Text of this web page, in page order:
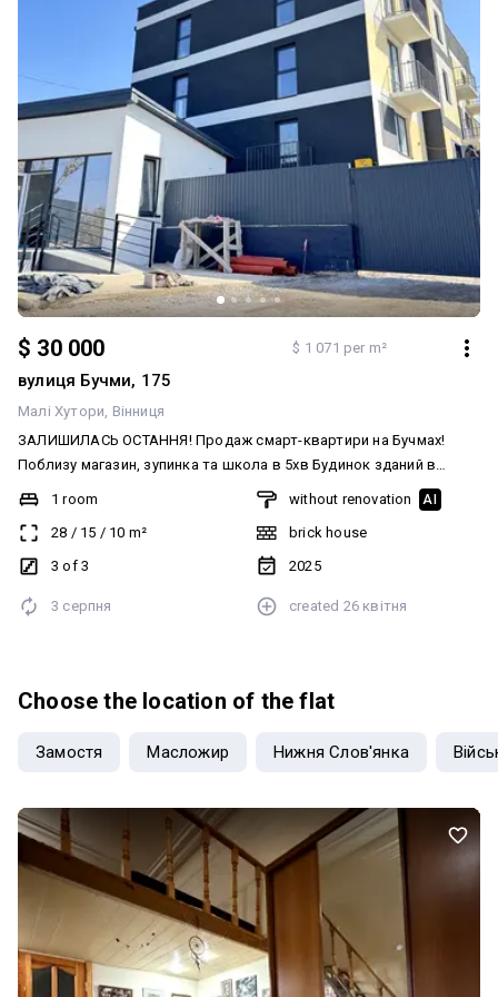
$ 30 000 $ 1 071 per m²
вулиця Бучми, 175
Малі Хутори Вінниця
ЗАЛИШИЛАСЬ ОСТАННЯ! Продаж смарт-квартири на Бучмах!
Поблизу магазин, зупинка та школа в 5хв Будинок зданий в
експлуатацію, розведені всі комунікаціі, ЗАКРИТА ТЕРИТОРІЯ!
1 room
28 / 15 / 10 m²
3 of 3
without renovation AI
brick house
2025
3 серпня created 26 квітня
Choose the location of the flat
Замостя Масложир Нижня Слов'янка